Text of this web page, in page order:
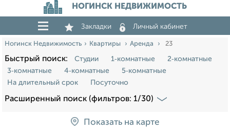
НОГИНСК НЕДВИЖИМОСТЬ
Закладки Личный кабинет
Ногинск Недвижимость Квартиры Аренда 23
Быстрый поиск: Студии 1‑комнатные
2‑комнатные
3‑комнатные
4‑комнатные
5‑комнатные
На длительный срок
Посуточно
Расширенный поиск (фильтров: 1/30)
Показать на карте